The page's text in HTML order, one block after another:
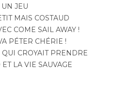
JEU
MAIS COSTAUD
COME SAIL AWAY !
PÉTER CHÉRIE !
CROYAIT PRENDRE
LA VIE SAUVAGE